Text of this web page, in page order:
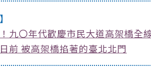
九〇年代歡慶市民大道高架橋全
前 被高架橋掐著的臺北北門